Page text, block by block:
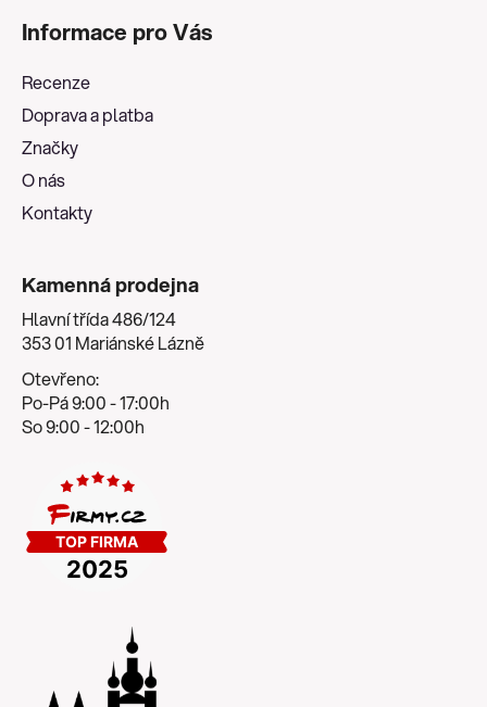
Informace pro Vás
Recenze
Doprava a platba
Značky
O nás
Kontakty
Kamenná prodejna
Hlavní třída 486/124
353 01 Mariánské Lázně
Otevřeno:
Po-Pá 9:00 - 17:00h
So 9:00 - 12:00h